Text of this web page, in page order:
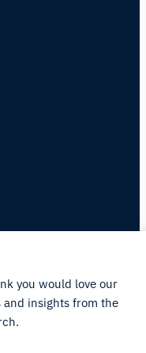
you would love our
insights from the